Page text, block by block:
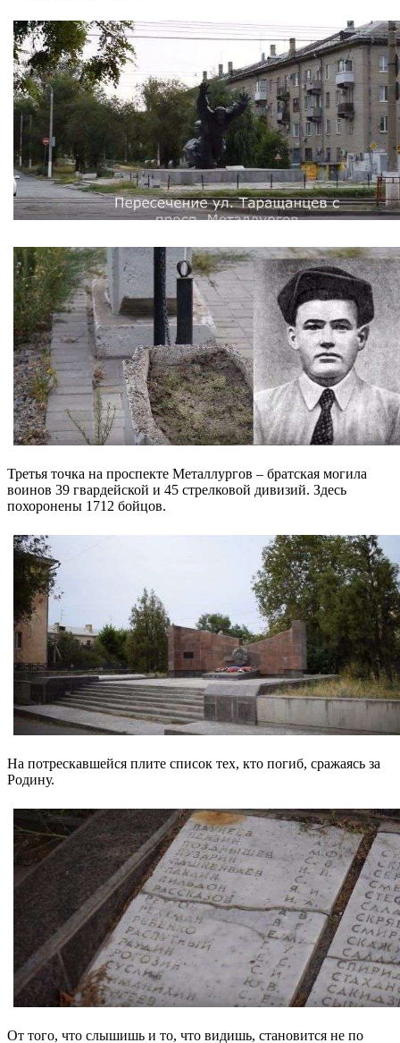
Третья точка на проспекте Металлургов – братская могила
воинов 39 гвардейской и 45 стрелковой дивизий. Здесь
похоронены 1712 бойцов.
На потрескавшейся плите список тех, кто погиб, сражаясь за
Родину.
От того, что слышишь и то, что видишь, становится не по